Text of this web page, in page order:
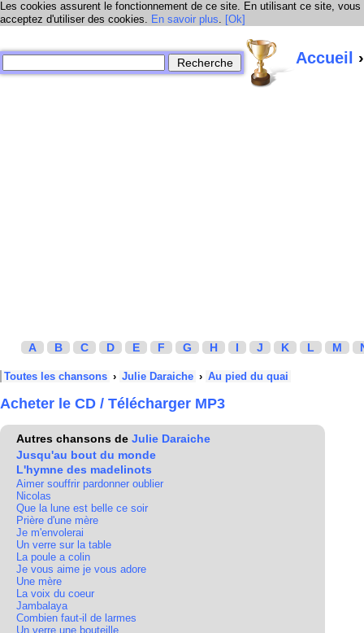
Les cookies assurent le fonctionnement de ce site. En utilisant ce site, vous
acceptez d'utiliser des cookies. En savoir plus. [Ok]
Accueil
A B C D E F G H I J K L M
Toutes les chansons › Julie Daraiche › Au pied du quai
Acheter le CD / Télécharger MP3
Autres chansons de Julie Daraiche
Jusqu'au bout du monde
L'hymne des madelinots
Aimer souffrir pardonner oublier
Nicolas
Que la lune est belle ce soir
Prière d'une mère
Je m'envolerai
Un verre sur la table
La poule a colin
Je vous aime je vous adore
Une mère
La voix du coeur
Jambalaya
Combien faut-il de larmes
Un verre une bouteille